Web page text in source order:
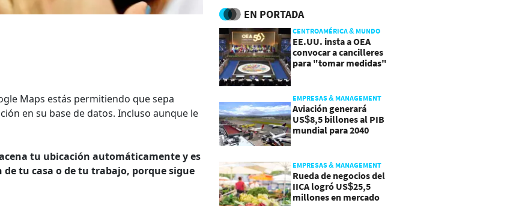
Maps estás permitiendo que sepa
en su base de datos. Incluso aunque le
tu ubicación automáticamente y es
tu casa o de tu trabajo, porque sigue
EN PORTADA
CENTROAMÉRICA & MUNDO
EE.UU. insta a OEA
convocar a cancilleres
para "tomar medidas"
EMPRESAS & MANAGEMENT
Aviación generará
US$8,5 billones al PIB
mundial para 2040
EMPRESAS & MANAGEMENT
Rueda de negocios del
IICA logró US$25,5
millones en mercado